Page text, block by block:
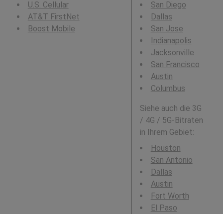
U.S. Cellular
AT&T FirstNet
Boost Mobile
San Diego
Dallas
San Jose
Indianapolis
Jacksonville
San Francisco
Austin
Columbus
Siehe auch die 3G
/ 4G / 5G-Bitraten
in Ihrem Gebiet:
Houston
San Antonio
Dallas
Austin
Fort Worth
El Paso